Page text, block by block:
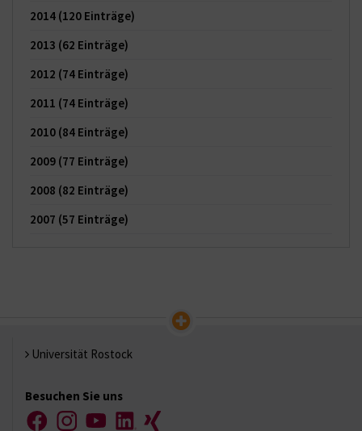
2014 (120 Einträge)
2013 (62 Einträge)
2012 (74 Einträge)
2011 (74 Einträge)
2010 (84 Einträge)
2009 (77 Einträge)
2008 (82 Einträge)
2007 (57 Einträge)
Universität Rostock
Besuchen Sie uns
FacebookInstagramYouTubeLinkedIn
Xing